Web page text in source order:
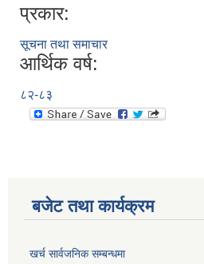
प्रकार:
सूचना तथा समाचार
आर्थिक वर्ष:
८२-८३
बजेट तथा कार्यक्रम
खर्च सार्वजनिक सम्बन्धमा